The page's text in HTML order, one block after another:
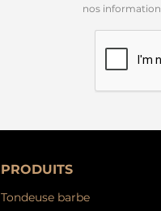
nos
PRODUITS
Tondeuse barbe